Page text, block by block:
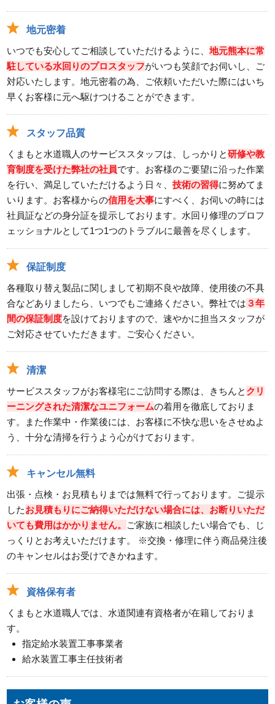
地元密着
いつでも安心してご相談していただけるように、地元熊本に常
駐している水回りのプロスタッフがいつも笑顔でお伺いし、ご
対応いたします。地元密着の為、ご依頼いただいた際にはいち
早くお客様に元へ駆けつけることができます。
スタッフ品質
くまもと水道職人のサービススタッフは、しっかりと研修や教
育制度を受けた弊社の社員です。お客様のご要望に沿った作業
を行い、満足していただけるよう日々、技術の習得に努めてま
いります。お客様からの信用を大事にすべく、お伺いの時には
社員証などの身分証を提示しております。水回り修理のプロフ
ェッショナルとして1つ1つのトラブルに最善を尽くします。
保証制度
各種取り替え製品に関しまして初期不良や故障、使用後の不具
合などありましたら、いつでもご連絡ください。弊社では ３年
間の保証制度を設けておりますので、速やかに担当スタッフが
ご対応させていただきます。ご安心ください。
清潔
サービススタッフがお客様宅にご訪問する際は、きちんと クリ
ーニングされた清潔なユニフォームの着用を徹底しておりま
す。また作業中・作業後には、お客様に不快な思いをさせぬよ
う、十分な清掃を行うよう心がけております。
キャンセル無料
出張・点検・お見積もりまでは無料で行っております。ご提示
したお見積もりにご納得いただけない場合には、お断りいただ
いても費用はかかりません。
ご家族に相談したい場合でも、じ
っくりとお考えいただけます。 ※交換・修理に伴う商品発注後
のキャンセルはお受けできかねます。
資格保有者
くまもと水道職人では、水道関連有資格者が在籍しておりま
す。
指定給水装置工事事業者
給水装置工事主任技術者